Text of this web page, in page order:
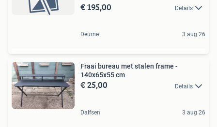
€ 195,00 Details
Deurne 3 aug 26
Fraai bureau met stalen frame -
140x65x55 cm
€ 25,00 Details
Dalfsen 3 aug 26